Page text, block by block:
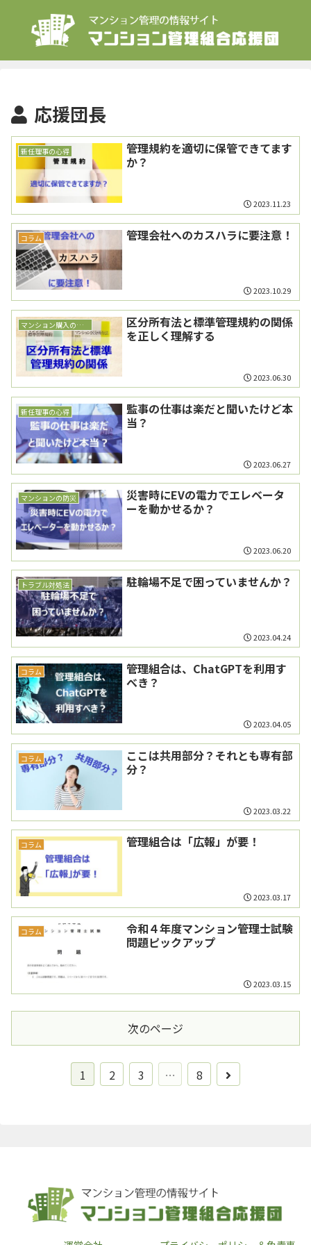
応援団長
新任理事の心得
管理規約を適切に保管できてます
か？
2023.11.23
コラム 管理会社へのカスハラに要注意！
2023.10.29
マンション購入の前に
区分所有法と標準管理規約の関係
を正しく理解する
2023.06.30
新任理事の心得
監事の仕事は楽だと聞いたけど本
当？
2023.06.27
マンションの防災
災害時にEVの電力でエレベータ
ーを動かせるか？
2023.06.20
トラブル対処法 駐輪場不足で困っていませんか？
2023.04.24
コラム
管理組合は、ChatGPTを利用す
べき？
2023.04.05
コラム
ここは共用部分？それとも専有部
分？
2023.03.22
コラム 管理組合は「広報」が要！
2023.03.17
コラム
令和４年度マンション管理士試験
問題ピックアップ
2023.03.15
次のページ
1 2 3 … 8
次